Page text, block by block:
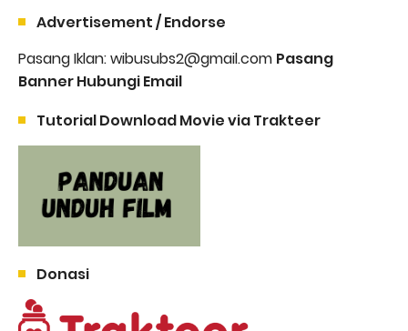
Advertisement / Endorse
Pasang Iklan: wibusubs2@gmail.com Pasang
Banner Hubungi Email
Tutorial Download Movie via Trakteer
Donasi